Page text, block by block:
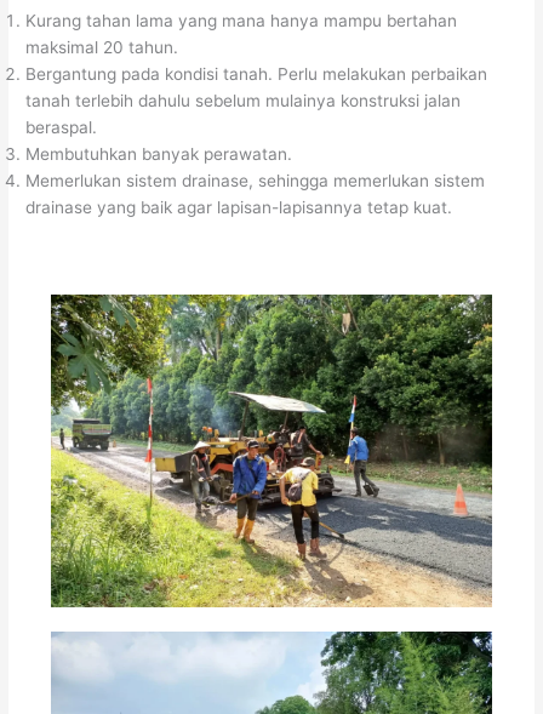
Kurang tahan lama yang mana hanya mampu bertahan
maksimal 20 tahun.
Bergantung pada kondisi tanah. Perlu melakukan perbaikan
tanah terlebih dahulu sebelum mulainya konstruksi jalan
beraspal.
Membutuhkan banyak perawatan.
Memerlukan sistem drainase, sehingga memerlukan sistem
drainase yang baik agar lapisan-lapisannya tetap kuat.